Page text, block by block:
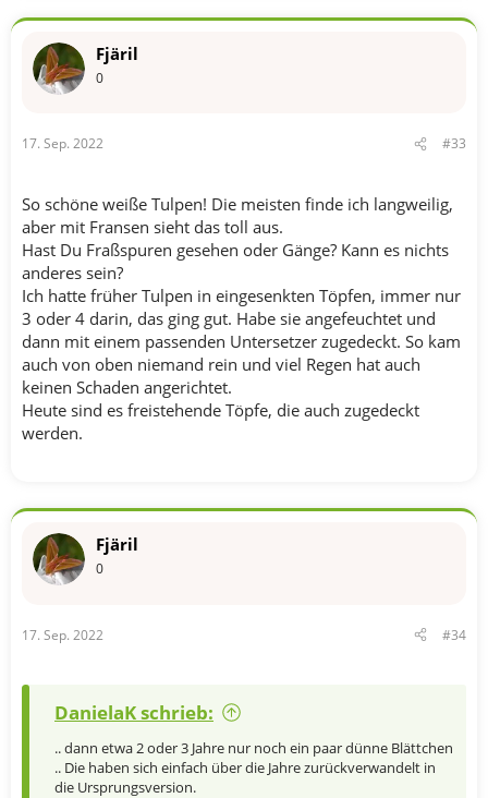
Fjäril
0
17. Sep. 2022 #33
So schöne weiße Tulpen! Die meisten finde ich langweilig,
aber mit Fransen sieht das toll aus.
Hast Du Fraßspuren gesehen oder Gänge? Kann es nichts
anderes sein?
Ich hatte früher Tulpen in eingesenkten Töpfen, immer nur
3 oder 4 darin, das ging gut. Habe sie angefeuchtet und
dann mit einem passenden Untersetzer zugedeckt. So kam
auch von oben niemand rein und viel Regen hat auch
keinen Schaden angerichtet.
Heute sind es freistehende Töpfe, die auch zugedeckt
werden.
Fjäril
0
17. Sep. 2022 #34
DanielaK schrieb:
.. dann etwa 2 oder 3 Jahre nur noch ein paar dünne Blättchen
.. Die haben sich einfach über die Jahre zurückverwandelt in
die Ursprungsversion.